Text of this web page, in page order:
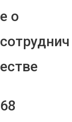
е о
сотруднич
естве
68